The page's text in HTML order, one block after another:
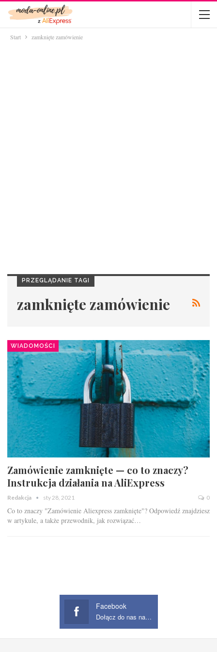
Start zamknięte zamówienie
PRZEGLĄDANIE TAGI
zamknięte zamówienie
WIADOMOŚCI
Zamówienie zamknięte — co to znaczy?
Instrukcja działania na AliExpress
Redakcja sty 28, 2021 0
Co to znaczy "Zamówienie Aliexpress zamknięte"? Odpowiedź znajdziesz
w artykule, a także przewodnik, jak rozwiązać…
Facebook
Dołącz do nas na Facebook